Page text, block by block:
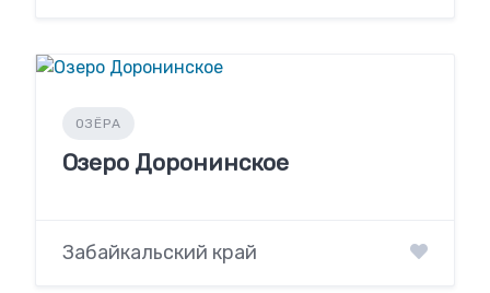
ОЗЁРА
Озеро Доронинское
Забайкальский край